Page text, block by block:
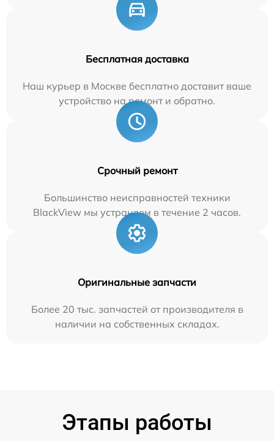
Бесплатная доставка
Наш курьер в Москве бесплатно доставит ваше
устройство на ремонт и обратно.
Срочный ремонт
Большинство неисправностей техники
BlackView мы устраняем в течение 2 часов.
Оригинальные запчасти
Более 20 тыс. запчастей от производителя в
наличии на собственных складах.
Этапы работы